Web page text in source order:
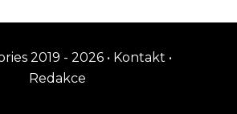
2019 - 2026 • Kontakt •
Redakce